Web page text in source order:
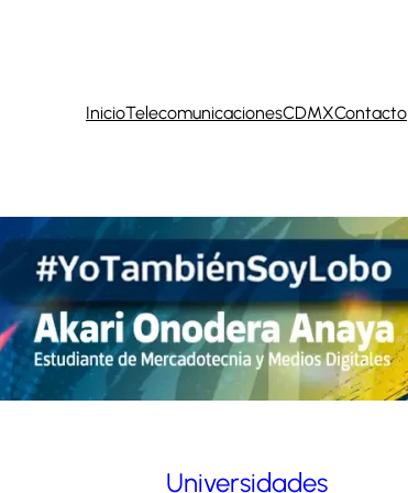
InicioTelecomunicacionesCDMXContacto
Universidades